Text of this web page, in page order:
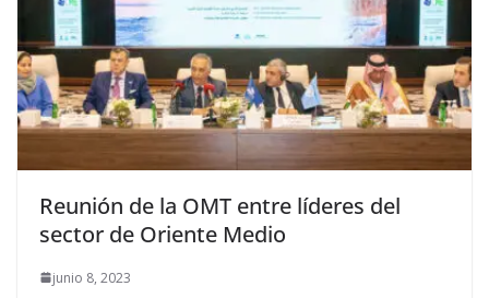
Reunión de la OMT entre líderes del
sector de Oriente Medio
junio 8, 2023